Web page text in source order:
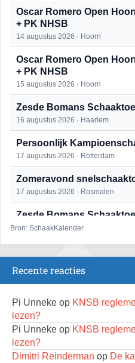
Oscar Romero Open
+ PK NHSB
14 augustus 2026 · Hoorn
Oscar Romero Open
+ PK NHSB
15 augustus 2026 · Hoorn
Zesde Bomans
16 augustus 2026 · Haarlem
Persoonlijk
17 augustus 2026 · Rotterdam
Zomeravond
17 augustus 2026 · Rosmalen
Zesde Bomans
17 augustus 2026 · Haarlem
Persoonlijk
18 augustus 2026 · Rotterdam
Mat op ‘t Wad
22 augustus 2026 · Den Burg, Texel
Simultaan The Butcher
Bron: SchaakKalender
Recente reacties
Pi Unneke op KNSB
lezen?
Pi Unneke op KNSB
lezen?
Dimitri Reinderman op De